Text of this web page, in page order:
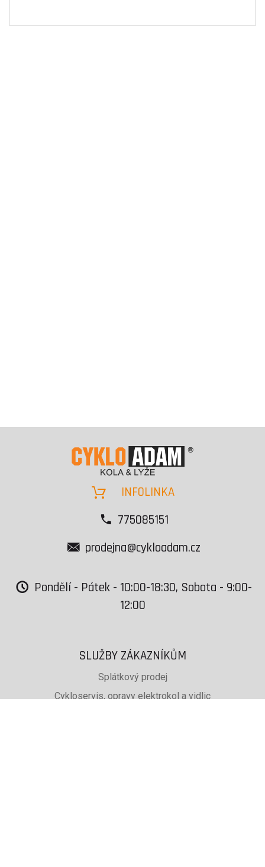
INFOLINKA
775085151
prodejna@cykloadam.cz
Pondělí - Pátek - 10:00-18:30, Sobota - 9:00-
12:00
SLUŽBY ZÁKAZNÍKŮM
Splátkový prodej
Cykloservis, opravy elektrokol a vidlic